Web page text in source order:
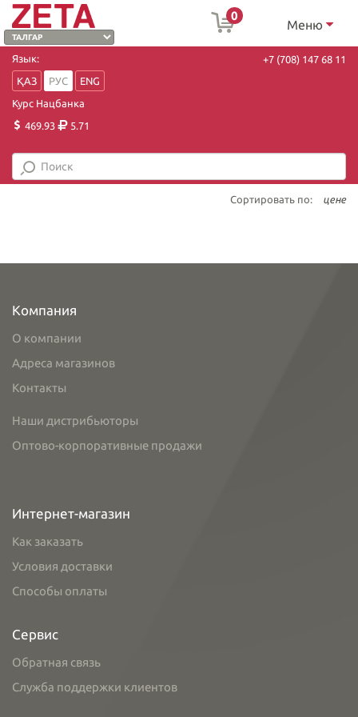
0
Меню
Язык:
ҚАЗ
РУС
ENG
Курс Нацбанка
469.93
5.71
+7 (708) 147 68 11
Сортировать по: цене
Компания
О компании
Адреса магазинов
Контакты
Наши дистрибьюторы
Оптово-корпоративные продажи
Интернет-магазин
Как заказать
Условия доставки
Способы оплаты
Сервис
Обратная связь
Служба поддержки клиентов